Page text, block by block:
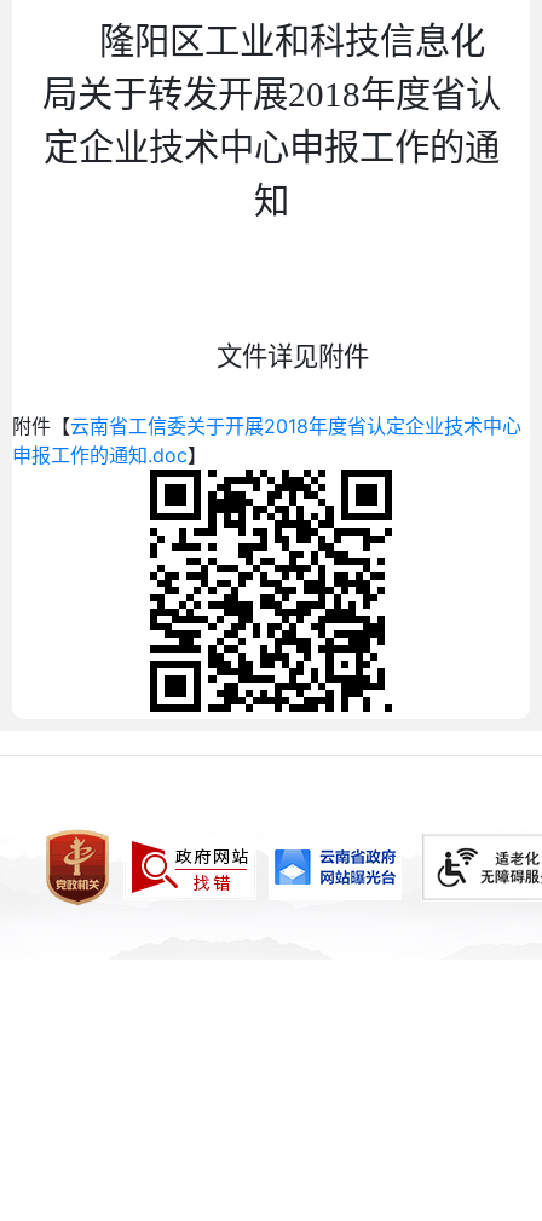
隆阳区工业和科技信息化
局关于转发开展201 8年度省认
定企业技术中心申报工作的通
知
文件详见附件
附件【云南省工信委关于开展2018年度省认定企业技术中心
申报工作的通知.doc】